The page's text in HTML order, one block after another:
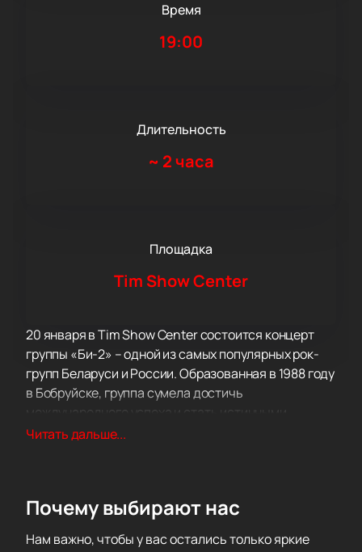
Время
19:00
Длительность
~ 2 часа
Площадка
Tim Show Center
20 января в Tim Show Center состоится концерт
группы «Би-2» – одной из самых популярных рок-
групп Беларуси и России. Образованная в 1988 году
в Бобруйске, группа сумела достичь
международного успеха и стать истинными
звездами Восточной Европы. Основатели и
группы.
запуском новой программы – Special. Эти концерты
Читать дальше...
Почему выбирают нас
Нам важно, чтобы у вас остались только яркие